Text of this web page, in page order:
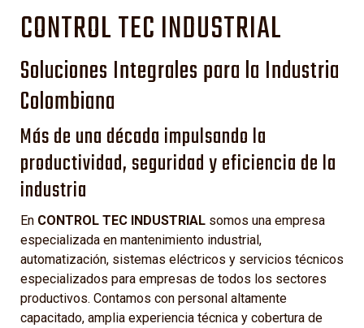
CONTROL TEC INDUSTRIAL
Soluciones Integrales para la Industria
Colombiana
Más de una década impulsando la
productividad, seguridad y eficiencia de la
industria
En CONTROL TEC INDUSTRIAL somos una empresa
especializada en mantenimiento industrial,
automatización, sistemas eléctricos y servicios técnicos
especializados para empresas de todos los sectores
productivos. Contamos con personal altamente
capacitado, amplia experiencia técnica y cobertura de